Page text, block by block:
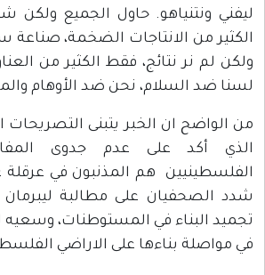
ليفني ونتنياهو. حاول الجميع ولكن
الكثير من الانتاجات الضخمة، صناعة
ولكن لم نر نتائج، فقط الكثير من
لسنا ضد السلام، نحن ضد الأوهام
من الواضح ان الخبر يتبنى التصريحات
الذي أكد على عدم جدوى
الفلسطينيين هم المذنبون في عرقلة
شدد الصحفيان على مطالبة ليبرمان
تجميد البناء في المستوطنات،
في مواصلة بناءها على الاراضي